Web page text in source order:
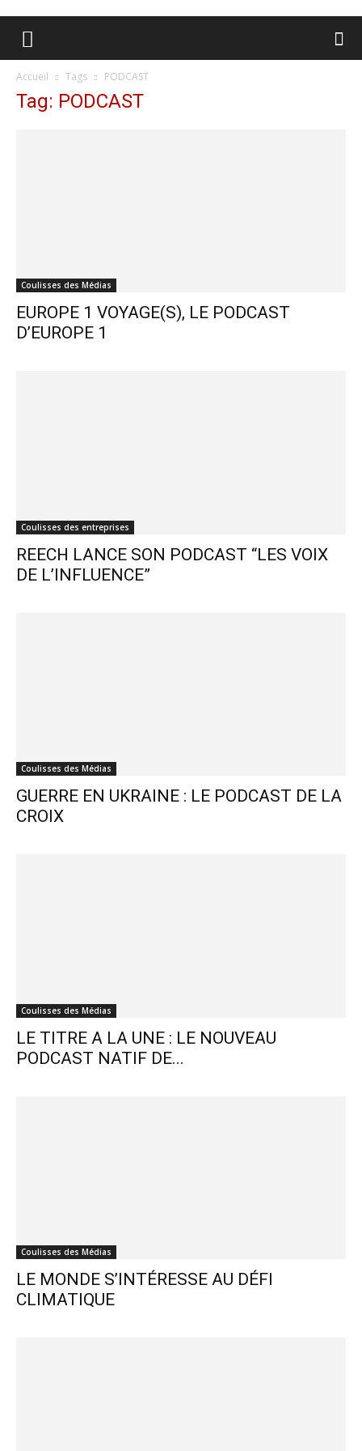
Accueil Tags PODCAST
Tag: PODCAST
Coulisses des Médias
EUROPE 1 VOYAGE(S), LE PODCAST
D’EUROPE 1
Coulisses des entreprises
REECH LANCE SON PODCAST “LES VOIX
DE L’INFLUENCE”
Coulisses des Médias
GUERRE EN UKRAINE : LE PODCAST DE LA
CROIX
Coulisses des Médias
LE TITRE A LA UNE : LE NOUVEAU
PODCAST NATIF DE...
Coulisses des Médias
LE MONDE S’INTÉRESSE AU DÉFI
CLIMATIQUE